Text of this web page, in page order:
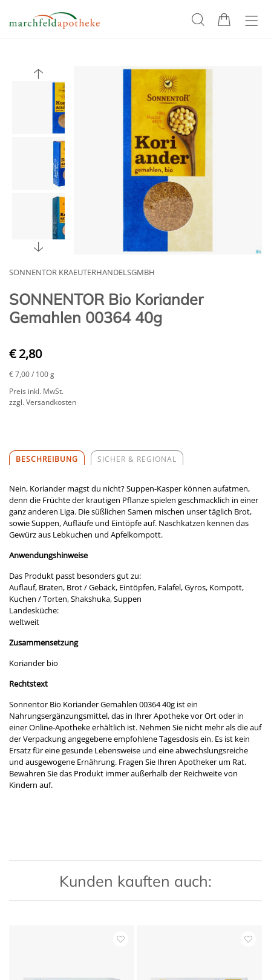
SONNENTOR KRAEUTERHANDELSGMBH
SONNENTOR Bio Koriander
Gemahlen 00364 40g
€ 2,80
€ 7,00/ 100 g
Preis inkl. MwSt.
zzgl. Versandkosten
BESCHREIBUNG SICHER & REGIONAL
Nein, Koriander magst du nicht? Suppen-Kasper können aufatmen,
denn die Früchte der krautigen Pflanze spielen geschmacklich in einer
ganz anderen Liga. Die süßlichen Samen mischen unser täglich Brot,
sowie Suppen, Aufläufe und Eintöpfe auf. Naschkatzen kennen das
Gewürz aus Lebkuchen und Apfelkompott.
Anwendungshinweise
Das Produkt passt besonders gut zu:
Auflauf, Braten, Brot / Gebäck, Eintöpfen, Falafel, Gyros, Kompott,
Kuchen / Torten, Shakshuka, Suppen
Landesküche:
weltweit
Zusammensetzung
Koriander bio
Rechtstext
Sonnentor Bio Koriander Gemahlen 00364 40g ist ein
Nahrungsergänzungsmittel, das in Ihrer Apotheke vor Ort oder in
einer Online-Apotheke erhältlich ist. Nehmen Sie nicht mehr als die auf
der Verpackung angegebene empfohlene Tagesdosis ein. Es ist kein
Ersatz für eine gesunde Lebensweise und eine abwechslungsreiche
und ausgewogene Ernährung. Fragen Sie Ihren Apotheker um Rat.
Bewahren Sie das Produkt immer außerhalb der Reichweite von
Kindern auf.
Kunden kauften auch: